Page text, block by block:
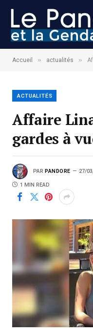
Accueil » actualités »
ACTUALITÉS
Affaire
gardes à
PAR PANDORE 27/
1 MIN READ